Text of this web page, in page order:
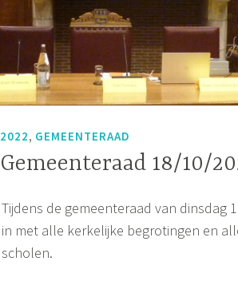
2022, GEMEENTERAAD
Gemeenteraad 18/10/
Tijdens de gemeenteraad van dinsdag
in met alle kerkelijke begrotingen en
scholen.